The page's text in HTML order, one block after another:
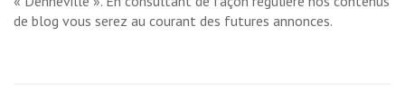
de blog vous serez au courant des futures annonces.